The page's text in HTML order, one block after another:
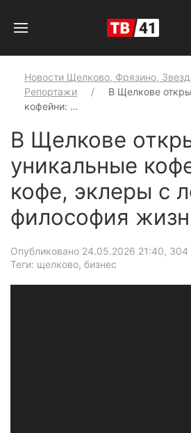
Новости Щелково, Фрязино,
Репортажи
В Щелкове
кофейни: …
В Щелкове
уникальные
кофе, эклеры с
философия
Опубликовано 24.05.2026 21:40, 304
Теги: щелково, бизнес